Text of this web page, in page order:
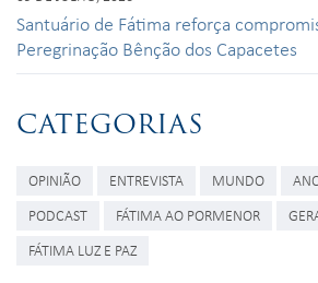
Santuário de Fátima reforça
Peregrinação Bênção dos Capacetes
CATEGORIAS
OPINIÃO ENTREVISTA MUNDO
PODCAST
FÁTIMA AO PORMENOR
FÁTIMA LUZ E PAZ